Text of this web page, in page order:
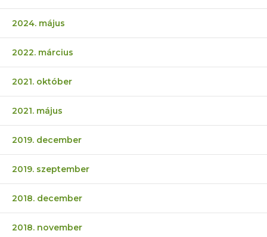
2024. május
2022. március
2021. október
2021. május
2019. december
2019. szeptember
2018. december
2018. november